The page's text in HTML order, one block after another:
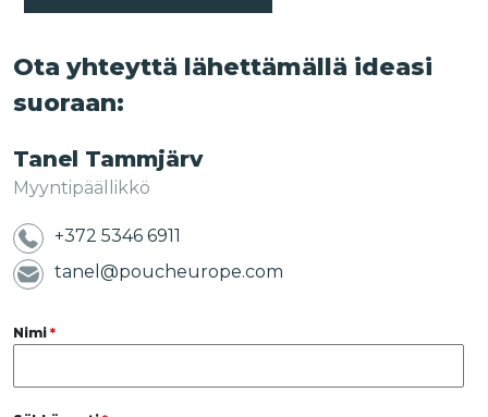
Ota yhteyttä lähettämällä ideasi
suoraan:
Tanel Tammjärv
Myyntipäällikkö
+372 5346 6911
tanel@poucheurope.com
Nimi *